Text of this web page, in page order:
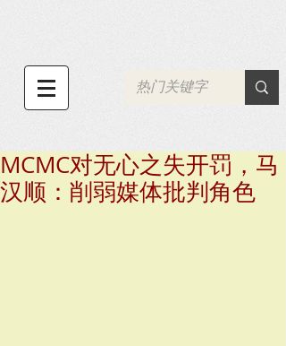
MCMC对无心之失开罚，马
汉顺：削弱媒体批判角色